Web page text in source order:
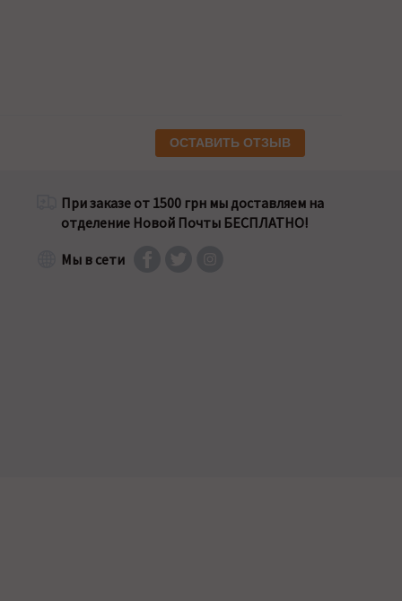
ОСТАВИТЬ ОТЗЫВ
При заказе от 1500 грн мы доставляем на
отделение Новой Почты БЕСПЛАТНО!
Мы в сети